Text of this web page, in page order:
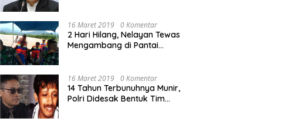
16 Maret 2019 0 Komentar
2 Hari Hilang, Nelayan Tewas
Mengambang di Pantai
16 Maret 2019 0 Komentar
14 Tahun Terbunuhnya Munir,
Polri Didesak Bentuk Tim